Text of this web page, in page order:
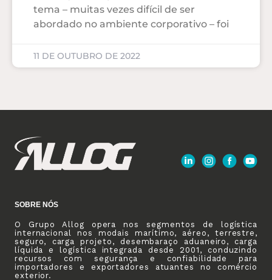
tema – muitas vezes difícil de ser
abordado no ambiente corporativo – foi
11 DE OUTUBRO DE 2022
SOBRE NÓS
O Grupo Allog opera nos segmentos de logística
internacional nos modais marítimo, aéreo, terrestre,
seguro, carga projeto, desembaraço aduaneiro, carga
líquida e logística integrada desde 2001, conduzindo
recursos com segurança e confiabilidade para
importadores e exportadores atuantes no comércio
exterior.